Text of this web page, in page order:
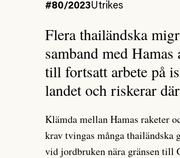
#80/2023Utrikes
Flera thailändska
samband med
till fortsatt arbete på
landet och riskerar
Klämda mellan Hamas raketer
krav tvingas många thailändska
vid jordbruken nära gränsen till